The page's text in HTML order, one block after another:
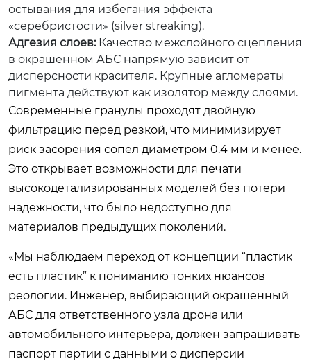
остывания для избегания эффекта
«серебристости» (silver streaking).
Адгезия слоев:Качество межслойного сцепления
в окрашенном АБС напрямую зависит от
дисперсности красителя. Крупные агломераты
пигмента действуют как изолятор между слоями.
Современные гранулы проходят двойную
фильтрацию перед резкой, что минимизирует
риск засорения сопел диаметром 0.4 мм и менее.
Это открывает возможности для печати
высокодетализированных моделей без потери
надежности, что было недоступно для
материалов предыдущих поколений.
«Мы наблюдаем переход от концепции “пластик
есть пластик” к пониманию тонких нюансов
реологии. Инженер, выбирающий окрашенный
АБС для ответственного узла дрона или
автомобильного интерьера, должен запрашивать
паспорт партии с данными о дисперсии